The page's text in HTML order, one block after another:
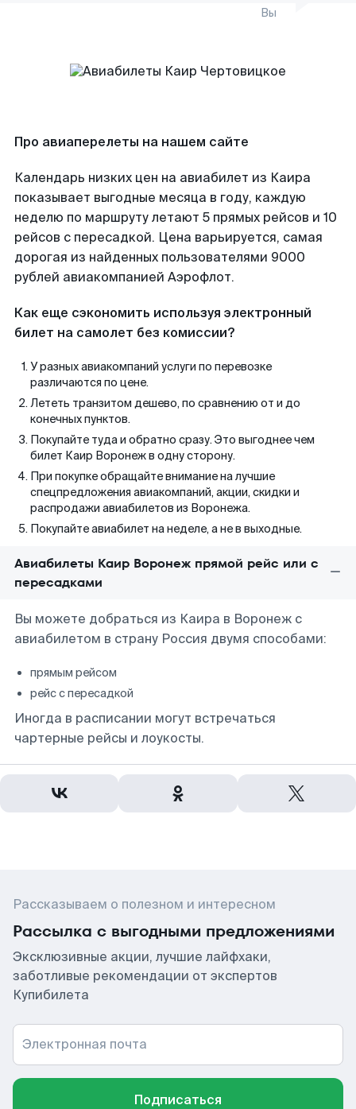
Вы
Про авиаперелеты на нашем сайте
Календарь низких цен на авиабилет из Каира
показывает выгодные месяца в году, каждую
неделю по маршруту летают 5 прямых рейсов и 10
рейсов с пересадкой. Цена варьируется, самая
дорогая из найденных пользователями 9000
рублей авиакомпанией Аэрофлот.
Как еще сэкономить используя электронный
билет на самолет без комиссии?
У разных авиакомпаний услуги по перевозке
различаются по цене.
Лететь транзитом дешево, по сравнению от и до
конечных пунктов.
Покупайте туда и обратно сразу. Это выгоднее чем
билет Каир Воронеж в одну сторону.
При покупке обращайте внимание на лучшие
спецпредложения авиакомпаний, акции, скидки и
распродажи авиабилетов из Воронежа.
Покупайте авиабилет на неделе, а не в выходные.
Авиабилеты Каир Воронеж прямой рейс или с
пересадками
Вы можете добраться из Каира в Воронеж с
авиабилетом в страну Россия двумя способами:
прямым рейсом
рейс с пересадкой
Иногда в расписании могут встречаться
чартерные рейсы и лоукосты.
Рассказываем о полезном и интересном
Рассылка с выгодными предложениями
Эксклюзивные акции, лучшие лайфхаки,
заботливые рекомендации от экспертов
Купибилета
Электронная почта
Подписаться